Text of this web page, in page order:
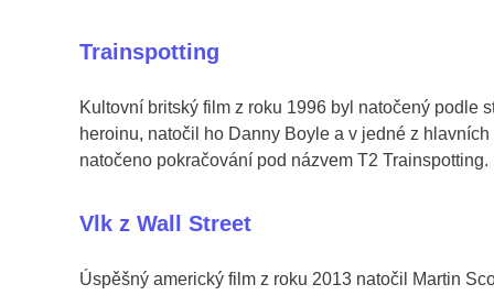
Trainspotting
Kultovní britský film z roku 1996 byl natočený podle
heroinu, natočil ho Danny Boyle a v jedné z
natočeno pokračování pod názvem T2 Trainspotting.
Vlk z Wall Street
Úspěšný americký film z roku 2013 natočil Martin